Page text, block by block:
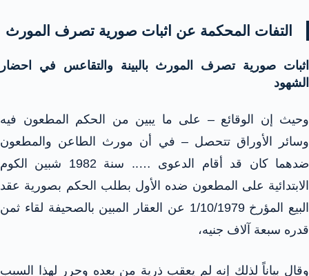
التفات المحكمة عن اثبات صورية تصرف المورث
اثبات صورية تصرف المورث بالبينة والتقاعس في احضار
الشهود
وحيث إن الوقائع – على ما يبين من الحكم المطعون فيه
وسائر الأوراق تتحصل – في أن مورث الطاعن والمطعون
ضدهما كان قد أقام الدعوى ….. سنة 1982 شبين الكوم
الابتدائية على المطعون ضده الأول بطلب الحكم بصورية عقد
البيع المؤرخ 1/10/1979 عن العقار المبين بالصحيفة لقاء ثمن
قدره سبعة آلاف جنيه،
وقال بياناً لذلك إنه لم يعقب ذرية من بعده وحرر لهذا السبب